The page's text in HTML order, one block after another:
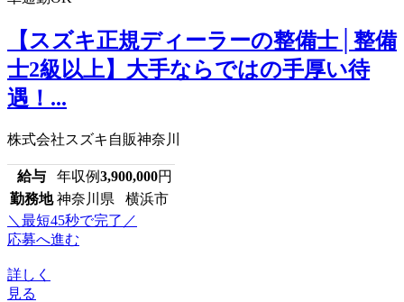
【スズキ正規ディーラーの整備士│整備
士2級以上】大手ならではの手厚い待
遇！...
株式会社スズキ自販神奈川
給与 年収例3,900,000円
勤務地 神奈川県 横浜市
＼最短45秒で完了／
応募へ進む
詳しく
見る